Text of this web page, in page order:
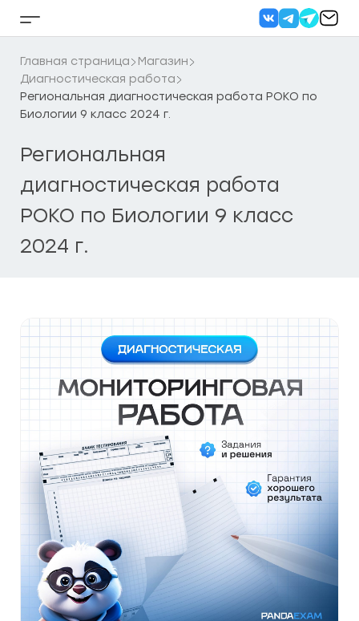
Кнопка
бокового
меню
Главная страница
Магазин
Диагностическая работа
Региональная диагностическая работа РОКО по
Биологии 9 класс 2024 г.
Региональная
диагностическая работа
РОКО по Биологии 9 класс
2024 г.